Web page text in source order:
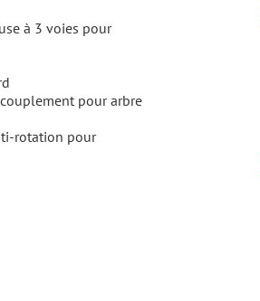
à 3 voies pour
pour arbre
rotation pour